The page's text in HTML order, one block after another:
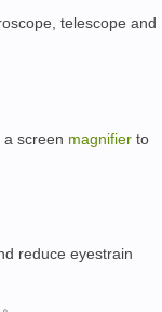
telescope and
a screen magnifier to
reduce eyestrain
。